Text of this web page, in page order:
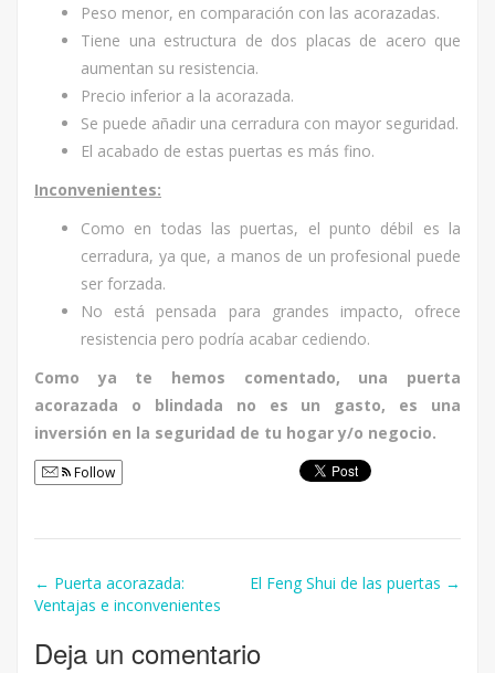
Peso menor, en comparación con las acorazadas.
Tiene una estructura de dos placas de acero que
aumentan su resistencia.
Precio inferior a la acorazada.
Se puede añadir una cerradura con mayor seguridad.
El acabado de estas puertas es más fino.
Inconvenientes:
Como en todas las puertas, el punto débil es la
cerradura, ya que, a manos de un profesional puede
ser forzada.
No está pensada para grandes impacto, ofrece
resistencia pero podría acabar cediendo.
Como ya te hemos comentado, una puerta
acorazada o blindada no es un gasto, es una
inversión en la seguridad de tu hogar y/o negocio.
Follow
Post navigation
← Puerta acorazada:
Ventajas e inconvenientes
El Feng Shui de las puertas →
Deja un comentario